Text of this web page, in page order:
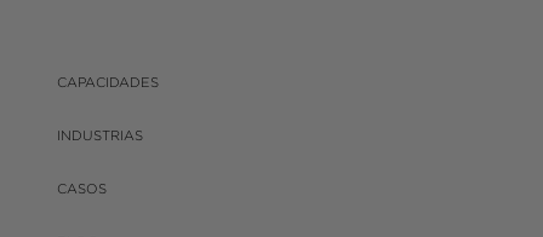
CAPACIDADES
INDUSTRIAS
CASOS